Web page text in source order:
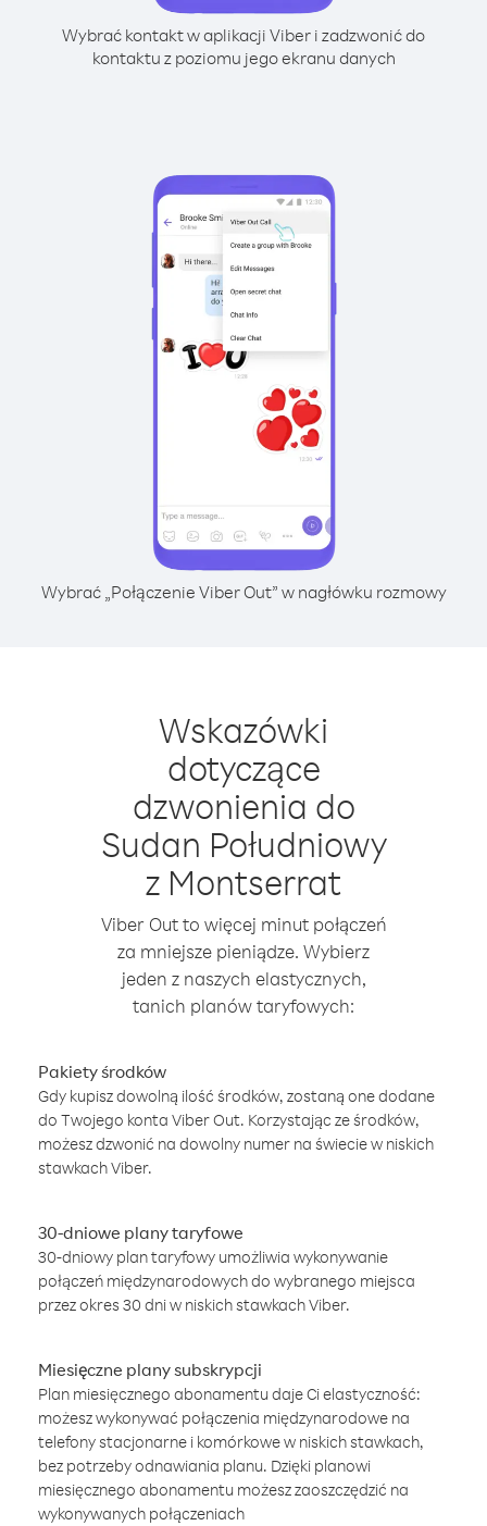
Wybrać kontakt w aplikacji Viber i zadzwonić do
kontaktu z poziomu jego ekranu danych
Wybrać „Połączenie Viber Out” w nagłówku rozmowy
Wskazówki
dotyczące
dzwonienia do
Sudan Południowy
z Montserrat
Viber Out to więcej minut połączeń
za mniejsze pieniądze. Wybierz
jeden z naszych elastycznych,
tanich planów taryfowych:
Pakiety środków
Gdy kupisz dowolną ilość środków, zostaną one dodane
do Twojego konta Viber Out. Korzystając ze środków,
możesz dzwonić na dowolny numer na świecie w niskich
stawkach Viber.
30-dniowe plany taryfowe
30-dniowy plan taryfowy umożliwia wykonywanie
połączeń międzynarodowych do wybranego miejsca
przez okres 30 dni w niskich stawkach Viber.
Miesięczne plany subskrypcji
Plan miesięcznego abonamentu daje Ci elastyczność:
możesz wykonywać połączenia międzynarodowe na
telefony stacjonarne i komórkowe w niskich stawkach,
bez potrzeby odnawiania planu. Dzięki planowi
miesięcznego abonamentu możesz zaoszczędzić na
wykonywanych połączeniach